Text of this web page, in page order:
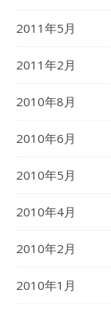
2011年5月
2011年2月
2010年8月
2010年6月
2010年5月
2010年4月
2010年2月
2010年1月